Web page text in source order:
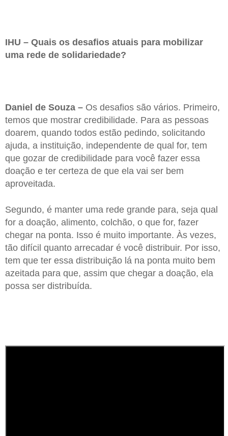
IHU – Quais os desafios atuais para mobilizar
uma rede de solidariedade?
Daniel de Souza – Os desafios são vários. Primeiro,
temos que mostrar credibilidade. Para as pessoas
doarem, quando todos estão pedindo, solicitando
ajuda, a instituição, independente de qual for, tem
que gozar de credibilidade para você fazer essa
doação e ter certeza de que ela vai ser bem
aproveitada.
Segundo, é manter uma rede grande para, seja qual
for a doação, alimento, colchão, o que for, fazer
chegar na ponta. Isso é muito importante. Às vezes,
tão difícil quanto arrecadar é você distribuir. Por isso,
tem que ter essa distribuição lá na ponta muito bem
azeitada para que, assim que chegar a doação, ela
possa ser distribuída.